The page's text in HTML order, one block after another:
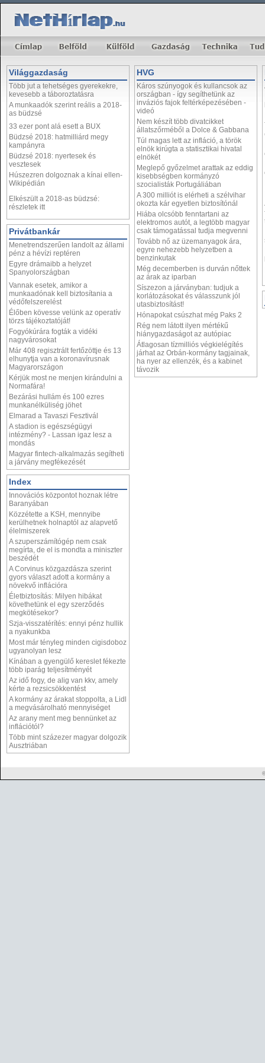
Világgazdaság
Több jut a tehetséges gyerekekre,
kevesebb a táboroztatásra
A munkaadók szerint reális a 2018-
as büdzsé
33 ezer pont alá esett a BUX
Büdzsé 2018: hatmilliárd megy
kampányra
Büdzsé 2018: nyertesek és
vesztesek
Húszezren dolgoznak a kínai ellen-
Wikipédián
Elkészült a 2018-as büdzsé:
részletek itt
Privátbankár
Menetrendszerűen landolt az állami
pénz a hévízi reptéren
Egyre drámaibb a helyzet
Spanyolországban
Vannak esetek, amikor a
munkaadónak kell biztosítania a
védőfelszerelést
Élőben kövesse velünk az operatív
törzs tájékoztatóját!
Fogyókúrára fogták a vidéki
nagyvárosokat
Már 408 regisztrált fertőzöttje és 13
elhunytja van a koronavírusnak
Magyarországon
Kérjük most ne menjen kirándulni a
Normafára!
Bezárási hullám és 100 ezres
munkanélküliség jöhet
Elmarad a Tavaszi Fesztivál
A stadion is egészségügyi
intézmény? - Lassan igaz lesz a
mondás
Magyar fintech-alkalmazás segítheti
a járvány megfékezését
Index
Innovációs központot hoznak létre
Baranyában
Közzétette a KSH, mennyibe
kerülhetnek holnaptól az alapvető
élelmiszerek
A szuperszámítógép nem csak
megírta, de el is mondta a miniszter
beszédét
A Corvinus közgazdásza szerint
gyors választ adott a kormány a
növekvő inflációra
Életbiztosítás: Milyen hibákat
követhetünk el egy szerződés
megkötésekor?
Szja-visszatérítés: ennyi pénz hullik
a nyakunkba
Most már tényleg minden cigisdoboz
ugyanolyan lesz
Kínában a gyengülő kereslet fékezte
több iparág teljesítményét
Az idő fogy, de alig van kkv, amely
kérte a rezsicsökkentést
A kormány az árakat stoppolta, a Lidl
a megvásárolható mennyiséget
Az arany ment meg bennünket az
inflációtól?
Több mint százezer magyar dolgozik
Ausztriában
HVG
Káros szúnyogok és kullancsok az
országban - így segíthetünk az
inváziós fajok feltérképezésében -
videó
Nem készít több divatcikket
állatszőrméből a Dolce & Gabbana
Túl magas lett az infláció, a török
elnök kirúgta a statisztikai hivatal
elnökét
Meglepő győzelmet arattak az eddig
kisebbségben kormányzó
szocialisták Portugáliában
A 300 milliót is elérheti a szélvihar
okozta kár egyetlen biztosítónál
Hiába olcsóbb fenntartani az
elektromos autót, a legtöbb magyar
csak támogatással tudja megvenni
Tovább nő az üzemanyagok ára,
egyre nehezebb helyzetben a
benzinkutak
Még decemberben is durván nőttek
az árak az iparban
Síszezon a járványban: tudjuk a
korlátozásokat és válasszunk jól
utasbiztosítást!
Hónapokat csúszhat még Paks 2
Rég nem látott ilyen mértékű
hiánygazdaságot az autópiac
Átlagosan tízmilliós végkielégítés
járhat az Orbán-kormány tagjainak,
ha nyer az ellenzék, és a kabinet
távozik